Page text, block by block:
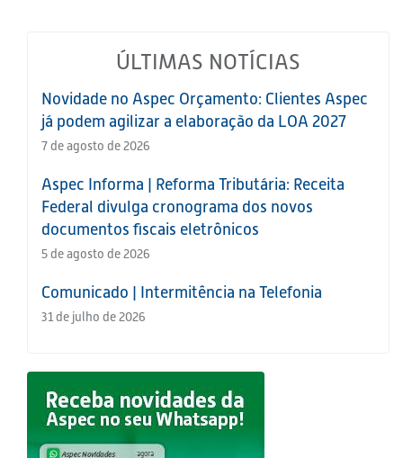
ÚLTIMAS NOTÍCIAS
Novidade no Aspec Orçamento: Clientes Aspec
já podem agilizar a elaboração da LOA 2027
7 de agosto de 2026
Aspec Informa | Reforma Tributária: Receita
Federal divulga cronograma dos novos
documentos fiscais eletrônicos
5 de agosto de 2026
Comunicado | Intermitência na Telefonia
31 de julho de 2026